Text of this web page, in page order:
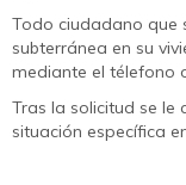
Todo ciudadano que
subterránea en su
mediante el télefono
Tras la solicitud se le
situación específica